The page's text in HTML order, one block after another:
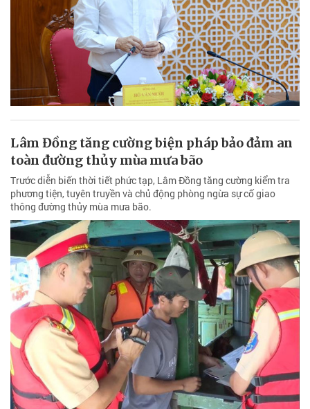
Lâm Đồng tăng cường biện pháp bảo đảm an
toàn đường thủy mùa mưa bão
Trước diễn biến thời tiết phức tạp, Lâm Đồng tăng cường kiểm tra
phương tiện, tuyên truyền và chủ động phòng ngừa sự cố giao
thông đường thủy mùa mưa bão.